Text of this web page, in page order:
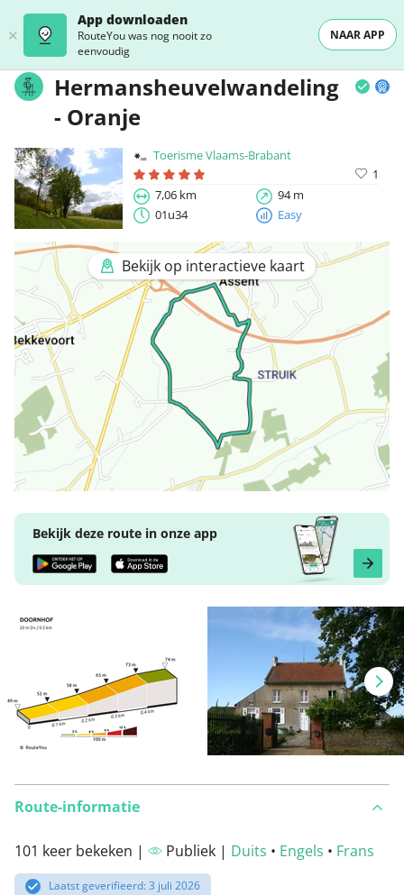
App downloaden
RouteYou was nog nooit zo
eenvoudig
NAAR APP
Hermansheuvelwandeling
- Oranje
Toerisme Vlaams-Brabant
1
7,06 km
94 m
01u34
Easy
Bekijk op interactieve kaart
Bekijk deze route in onze app
Route-informatie
101 keer bekeken | Publiek | Duits • Engels • Frans
Laatst geverifieerd: 3 juli 2026